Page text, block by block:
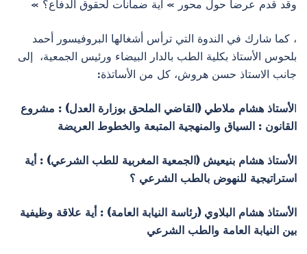
وقد قدم عرضا حول محور » أية ضمانات لحقوق الدفاع؟ »
، كما شارك في الندوة التي ترأس أشغالها البروفيسور أحمد
بلحوس الأستاذ بكلية الطب بالدار البيضاء ورئيس الجمعية، إلى
جانب الاستاذ حسن هروش، كل من الأساتذة:
لأستاذ هشام ملاطي (القاضي الملحق بوزارة العدل) : مشروع
القانون : السياق والمنهجية المتبعة والخطوط العريضة
الأستاذ هشام بنيعيش (الجمعية المغربية للطب الشرعي) : أية
استراتيجية للنهوض بالطب الشرعي ؟
الأستاذ هشام البلاوي (رئاسة النيابة العامة) : أية علاقة وظيفية
بين النيابة العامة والطب الشرعي